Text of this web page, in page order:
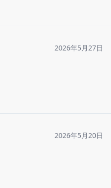
2026年5月27日
2026年5月20日